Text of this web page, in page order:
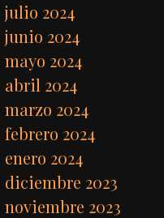
julio 2024
junio 2024
mayo 2024
abril 2024
marzo 2024
febrero 2024
enero 2024
diciembre 2023
noviembre 2023